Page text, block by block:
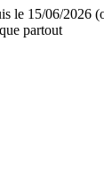
le 15/06/2026
partout